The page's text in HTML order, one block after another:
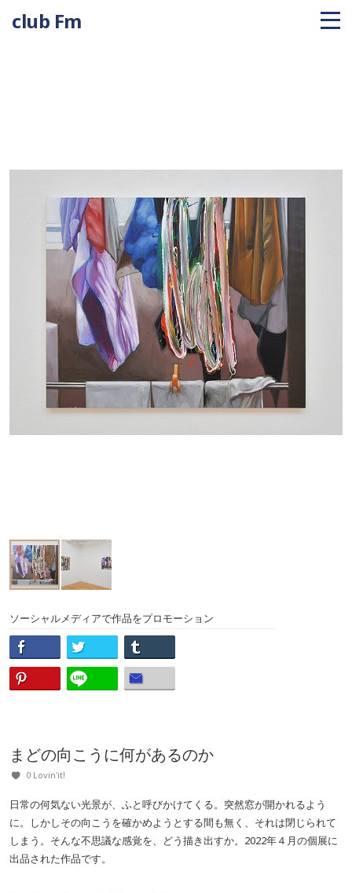
club Fm
ソーシャルメディアで作品をプロモーション
まどの向こうに何があるのか
0 Lovin'it!
日常の何気ない光景が、ふと呼びかけてくる。突然窓が開かれるよう
に。しかしその向こうを確かめようとする間も無く、それは閉じられて
しまう。そんな不思議な感覚を、どう描き出すか。2022年４月の個展に
出品された作品です。